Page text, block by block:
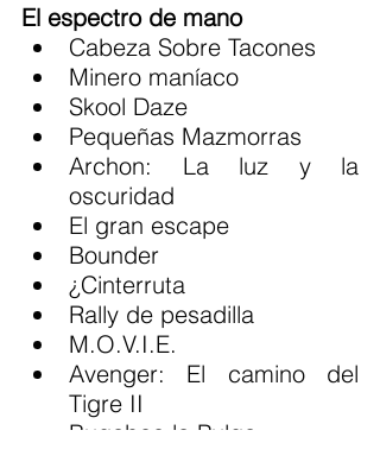
El espectro de mano
Cabeza Sobre Tacones
Minero maníaco
Skool Daze
Pequeñas Mazmorras
Archon: La luz y la
oscuridad
El gran escape
Bounder
¿Cinterruta
Rally de pesadilla
M.O.V.I.E.
Avenger: El camino del
Tigre II
Bugaboo la Pulga